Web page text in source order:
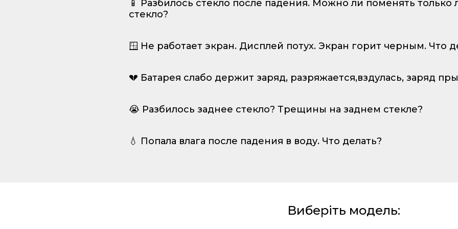
📱 Разбилось стекло после падения. Можно ли поменять только
стекло?
🪟 Не работает экран. Дисплей потух. Экран горит черным. Что
💔 Батарея слабо держит заряд, разряжается,вздулась, заряд
😭 Разбилось заднее стекло? Трещины на заднем стекле?
💧 Попала влага после падения в воду. Что делать?
Виберіть модель: